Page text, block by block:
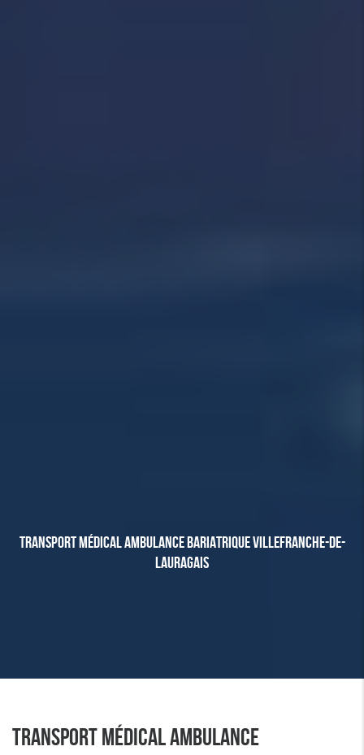
TRANSPORT MÉDICAL AMBULANCE BARIATRIQUE VILLEFRANCHE-DE-
LAURAGAIS
TRANSPORT MÉDICAL AMBULANCE